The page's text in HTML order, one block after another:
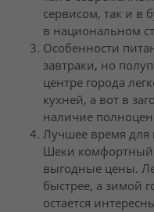
сервисом, так и в
в национальном
Особенности
завтраки, но
центре города
кухней, а вот в
наличие
Лучшее время для
Шеки комфортный
выгодные цены.
быстрее, а зимой
остается